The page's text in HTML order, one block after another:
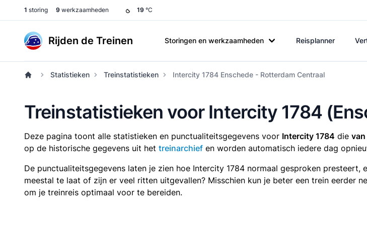
1 storing 9 werkzaamheden 19 °C
Rijden de Treinen Storingen en werkzaamheden Reisplanner
Statistieken Treinstatistieken Intercity 1784 Enschede - Rotterdam Centraal
Treinstatistieken voor Intercity 1784
Deze pagina toont alle statistieken en punctualiteitsgegevens voor Intercity 1784 die
op de historische gegevens uit het treinarchief en worden automatisch iedere dag
De punctualiteitsgegevens laten je zien hoe Intercity 1784 normaal gesproken
meestal te laat of zijn er veel ritten uitgevallen? Misschien kun je beter een trein eerder
om je treinreis optimaal voor te bereiden.